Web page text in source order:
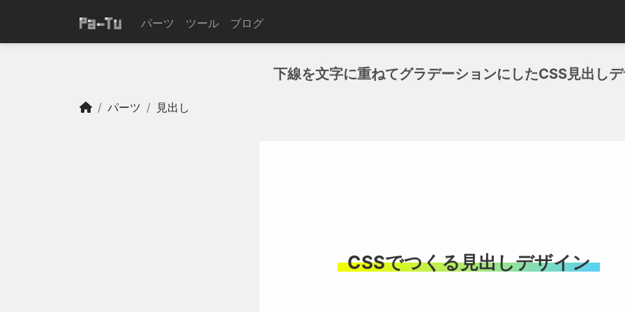
パーツ ツール ブログ
下線を文字に重ねてグラデーションにしたCSS見出し
パーツ 見出し